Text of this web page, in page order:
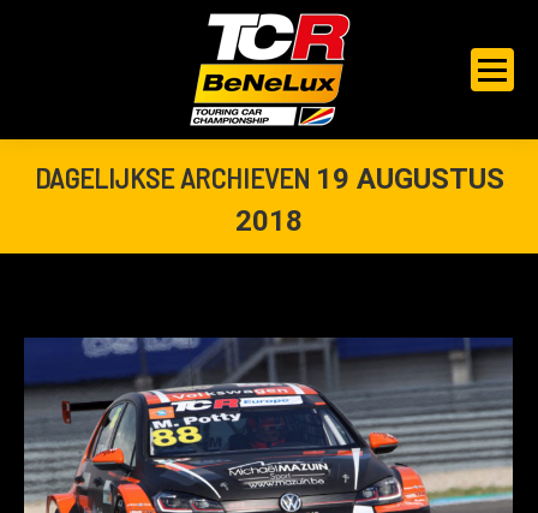
DAGELIJKSE ARCHIEVEN 19 AUGUSTUS
2018
Je bent hier: